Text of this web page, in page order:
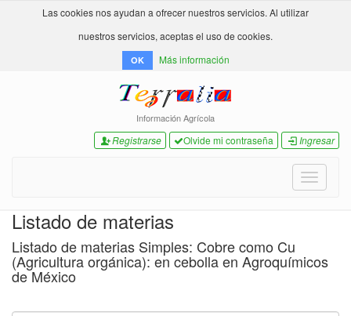
Las cookies nos ayudan a ofrecer nuestros servicios. Al utilizar
nuestros servicios, aceptas el uso de cookies.
OK Más información
Información Agrícola
Registrarse Olvide mi contraseña Ingresar
Toggle
Listado de materias
Listado de materias Simples: Cobre como Cu
(Agricultura orgánica): en cebolla en Agroquímicos
de México